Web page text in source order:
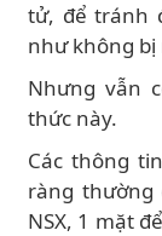
tử, để tránh
như không
Nhưng vẫn
thức này.
Các thông
ràng
NSX, 1 mặt